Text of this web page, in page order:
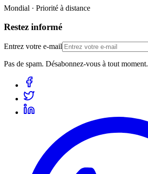
Mondial · Priorité à distance
Restez informé
Entrez votre e-mail
Pas de spam. Désabonnez-vous à tout moment.